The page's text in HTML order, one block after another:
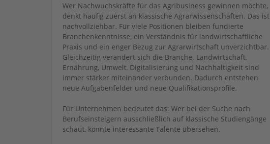
Wer Nachwuchskräfte für das Agribusiness gewinnen möchte,
denkt häufig zuerst an klassische Agrarwissenschaften. Das ist
nachvollziehbar. Für viele Positionen bleiben fundierte
Branchenkenntnisse, ein Verständnis für landwirtschaftliche
Praxis und ein enger Bezug zur Agrarwirtschaft unverzichtbar.
Gleichzeitig verändert sich die Branche. Landwirtschaft,
Ernährung, Umwelt, Digitalisierung und Nachhaltigkeit sind
immer stärker miteinander verbunden. Dadurch entstehen
neue Aufgabenfelder und neue Qualifikationsprofile.
Für Unternehmen bedeutet das: Wer bei der Suche nach
Berufseinsteigern ausschließlich auf klassische Studiengänge
schaut, könnte interessante Talente übersehen.